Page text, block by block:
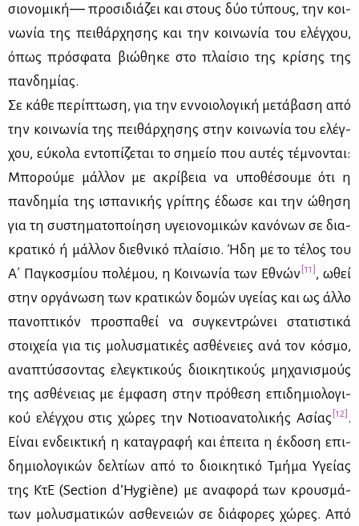
σιο­νο­μι­κή― προ­σι­διά­ζει και στους δύο τύ­πους, την κοι­
νω­νία της πει­θάρ­χη­σης και την κοι­νω­νία του ελέγ­χου,
όπως πρό­σφα­τα βιώ­θη­κε στο πλαί­σιο της κρί­σης της
παν­δη­μί­ας.
Σε κά­θε πε­ρί­πτω­ση, για την εν­νοιο­λο­γι­κή με­τά­βα­ση από
την κοι­νω­νία της πει­θάρ­χη­σης στην κοι­νω­νία του ελέγ­
χου, εύ­κο­λα εντο­πί­ζε­ται το ση­μείο που αυ­τές τέ­μνο­νται:
Μπο­ρού­με μάλ­λον με ακρί­βεια να υπο­θέ­σου­με ότι η
παν­δη­μία της ισπα­νι­κής γρί­πης έδω­σε και την ώθη­ση
για τη συ­στη­μα­το­ποί­η­ση υγειο­νο­μι­κών κα­νό­νων σε δια­
κρα­τι­κό ή μάλ­λον διε­θνι­κό πλαί­σιο. Ήδη με το τέ­λος του
Α΄ Πα­γκο­σμί­ου πο­λέ­μου, η Κοι­νω­νία των Εθνών [11] , ωθεί
στην ορ­γά­νω­ση των κρα­τι­κών δο­μών υγεί­ας και ως άλ­λο
πα­νο­πτι­κόν προ­σπα­θεί να συ­γκε­ντρώ­νει στα­τι­στι­κά
στοι­χεία για τις μο­λυ­σμα­τι­κές ασθέ­νειες ανά τον κό­σμο,
ανα­πτύσ­σο­ντας ελεγ­κτι­κούς διοι­κη­τι­κούς μη­χα­νι­σμούς
της ασθέ­νειας με έμ­φα­ση στην πρό­θε­ση επι­δη­μιο­λο­γι­
κού ελέγ­χου στις χώ­ρες την Νο­τιο­α­να­το­λι­κής Ασί­ας [12] .
Εί­ναι εν­δει­κτι­κή η κα­τα­γρα­φή και έπει­τα η έκ­δο­ση επι­
δη­μιο­λο­γι­κών δελ­τί­ων από το διοι­κη­τι­κό Τμή­μα Υγεί­ας
της ΚτΕ (Section d’Hygiène) με ανα­φο­ρά των κρου­σμά­
των μο­λυ­σμα­τι­κών ασθε­νειών σε διά­φο­ρες χώ­ρες. Από